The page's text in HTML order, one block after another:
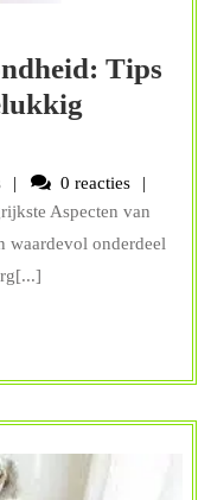
Tips
uwdierinbalans
0 reacties
Aspecten van
waardevol onderdeel